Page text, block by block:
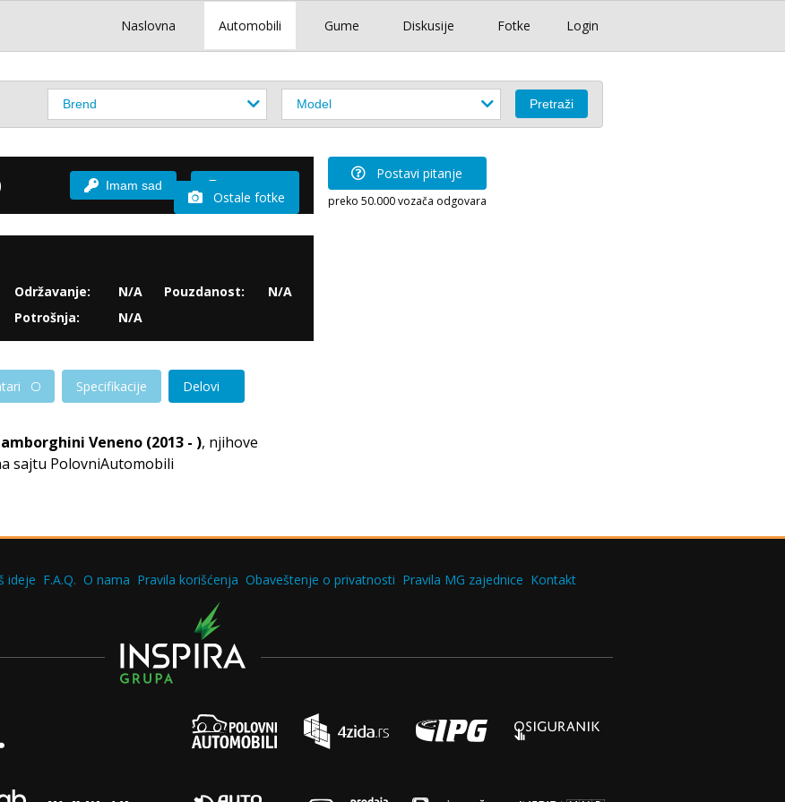
Login
Naslovna Automobili Gume Diskusije Fotke
Imam sad
Ostale fotke
Održavanje:
N/A
Potrošnja:
N/A
Pouzdanost: N/A
Specifikacije Delovi
Veneno (2013 - ), njihove
sajtu PolovniAutomobili
Postavi pitanje
preko 50.000 vozača odgovara
ideje F.A.Q. O nama Pravila korišćenja Obaveštenje o privatnosti Pravila MG zajednice Kontakt